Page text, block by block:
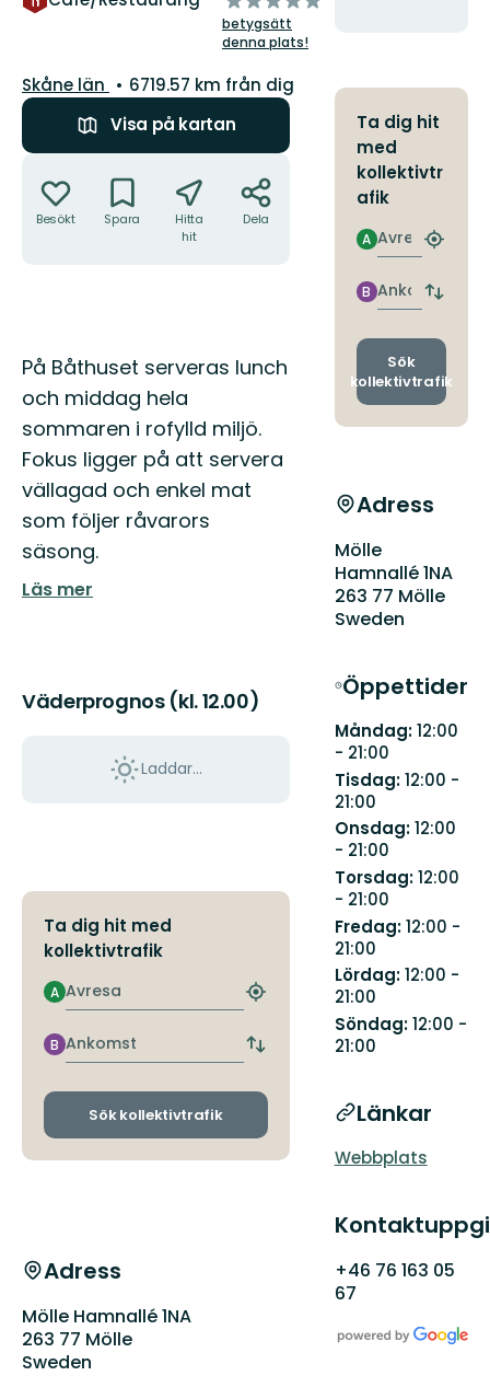
5
stjärnor
betygsätt
denna plats!
Län:
Skåne län
6719.57 km från dig
Visa på kartan
Besökt Spara
Hitta
hit
Dela
Beskrivning
På Båthuset serveras lunch
och middag hela
sommaren i rofylld miljö.
Fokus ligger på att servera
vällagad och enkel mat
som följer råvarors
säsong.
Läs mer
Väderprognos (kl. 12.00)
Laddar...
Ta dig hit med
kollektivtrafik
Avresa
A
Hitta
hållplats
Ankomst
B
Byt
och
ankomsthållplatser
Sök kollektivtrafik
Adress
Mölle Hamnallé 1NA
263 77 Mölle
Sweden
Ta dig hit
med
kollektivtr
afik
Avresa
A
Hitta
Ankomst
B
Byt
och
Sök
kollektivtrafik
Adress
Mölle
Hamnallé 1NA
263 77 Mölle
Sweden
Öppettider
Måndag:12:00
- 21:00
Tisdag:12:00 -
21:00
Onsdag:12:00
- 21:00
Torsdag:12:00
- 21:00
Fredag:12:00 -
21:00
Lördag:12:00 -
21:00
Söndag:12:00 -
21:00
Länkar
Webbplats
+46 76 163 05
67